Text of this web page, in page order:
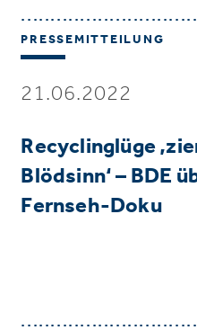
PRESSEMITTEILUNG
21.06.2022
Recyclinglüge
Blödsinn‘ – BDE
Fernseh-Doku